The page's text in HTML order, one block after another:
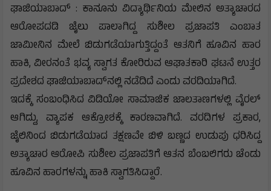
ಘಾಜಿಯಾಬಾದ್ : ಕಾನೂನು ವಿದ್ಯಾರ್ಥಿನಿಯ ಮೇಲಿನ ಅತ್ಯಾಚಾರದ
ಆರೋಪದಡಿ ಜೈಲು ಪಾಲಾಗಿದ್ದ ಸುಶೀಲ ಪ್ರಜಾಪತಿ ಎಂಬಾತ
ಜಾಮೀನಿನ ಮೇಲೆ ಬಿಡುಗಡೆಯಾಗುತ್ತಿದ್ದಂತೆ ಆತನಿಗೆ ಹೂವಿನ ಹಾರ
ಹಾಕಿ, ವೀರನಂತೆ ಭವ್ಯ ಸ್ವಾಗತ ಕೋರಿರುವ ಆಘಾತಕಾರಿ ಘಟನೆ ಉತ್ತರ
ಪ್ರದೇಶದ ಘಾಜಿಯಾಬಾದ್‌ನಲ್ಲಿ ನಡೆದಿದೆ ಎಂದು ವರದಿಯಾಗಿದೆ.
ಇದಕ್ಕೆ ಸಂಬಂಧಿಸಿದ ವಿಡಿಯೋ ಸಾಮಾಜಿಕ ಜಾಲತಾಣಗಳಲ್ಲಿ ವೈರಲ್‌
ಆಗಿದ್ದು, ವ್ಯಾಪಕ ಆಕ್ರೋಶಕ್ಕೆ ಕಾರಣವಾಗಿದೆ. ವರದಿಗಳ ಪ್ರಕಾರ,
ಜೈಲಿನಿಂದ ಬಿಡುಗಡೆಯಾದ ತಕ್ಷಣವೇ ಬಿಳಿ ಬಣ್ಣದ ಉಡುಪು ಧರಿಸಿದ್ದ
ಅತ್ಯಾಚಾರ ಆರೋಪಿ ಸುಶೀಲ ಪ್ರಜಾಪತಿಗೆ ಆತನ ಬೆಂಬಲಿಗರು ಚೆಂಡು
ಹೂವಿನ ಹಾರಗಳನ್ನು ಹಾಕಿ ಸ್ವಾಗತಿಸಿದ್ದಾರೆ.